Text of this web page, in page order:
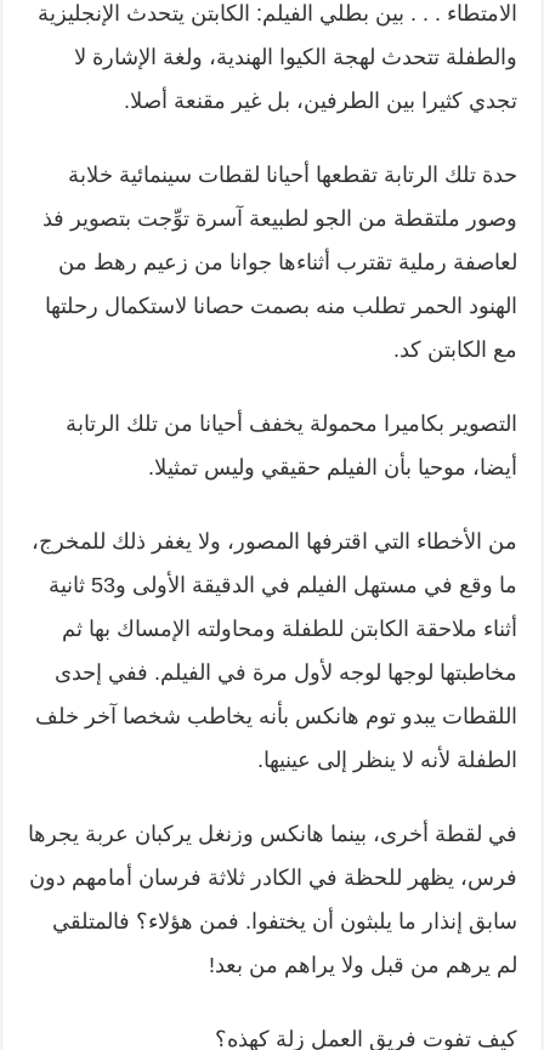
الامتطاء . . . بين بطلي الفيلم: الكابتن يتحدث الإنجليزية
والطفلة تتحدث لهجة الكيوا الهندية، ولغة الإشارة لا
تجدي كثيرا بين الطرفين، بل غير مقنعة أصلا.
حدة تلك الرتابة تقطعها أحيانا لقطات سينمائية خلابة
وصور ملتقطة من الجو لطبيعة آسرة توِّجت بتصوير فذ
لعاصفة رملية تقترب أثناءها جوانا من زعيم رهط من
الهنود الحمر تطلب منه بصمت حصانا لاستكمال رحلتها
مع الكابتن كد.
التصوير بكاميرا محمولة يخفف أحيانا من تلك الرتابة
أيضا، موحيا بأن الفيلم حقيقي وليس تمثيلا.
من الأخطاء التي اقترفها المصور، ولا يغفر ذلك للمخرج،
ما وقع في مستهل الفيلم في الدقيقة الأولى و53 ثانية
أثناء ملاحقة الكابتن للطفلة ومحاولته الإمساك بها ثم
مخاطبتها لوجها لوجه لأول مرة في الفيلم. ففي إحدى
اللقطات يبدو توم هانكس بأنه يخاطب شخصا آخر خلف
الطفلة لأنه لا ينظر إلى عينيها.
في لقطة أخرى، بينما هانكس وزنغل يركبان عربة يجرها
فرس، يظهر للحظة في الكادر ثلاثة فرسان أمامهم دون
سابق إنذار ما يلبثون أن يختفوا. فمن هؤلاء؟ فالمتلقي
لم يرهم من قبل ولا يراهم من بعد!
كيف تفوت فريق العمل زلة كهذه؟